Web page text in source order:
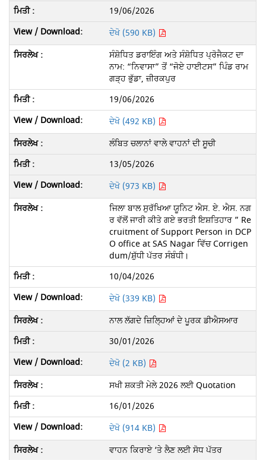
19/06/2026
ਦੇਖੋ (590 KB)
ਸੰਸ਼ੋਧਿਤ ਡਰਾਇੰਗ ਅਤੇ ਸੰਸ਼ੋਧਿਤ ਪ੍ਰੋਜੈਕਟ ਦਾ
ਨਾਮ: “ਨਿਵਾਸਾ” ਤੋਂ “ਜੋਏ ਹਾਈਟਸ” ਪਿੰਡ ਰਾਮ
ਗੜ੍ਹ ਭੁੱਡਾ, ਜ਼ੀਰਕਪੁਰ
19/06/2026
ਦੇਖੋ (492 KB)
ਲੰਬਿਤ ਚਲਾਨਾਂ ਵਾਲੇ ਵਾਹਨਾਂ ਦੀ ਸੂਚੀ
13/05/2026
ਦੇਖੋ (973 KB)
ਜਿਲਾ ਬਾਲ ਸੁਰੱਖਿਆ ਯੂਨਿਟ ਐਸ. ਏ. ਐਸ. ਨਗ
ਰ ਵੱਲੋਂ ਜਾਰੀ ਕੀਤੇ ਗਏ ਭਰਤੀ ਇਸ਼ਤਿਹਾਰ ” Re
cruitment of Support Person in DCP
O office at SAS Nagar ਵਿੱਚ Corrigen
dum/ਸ਼ੁੱਧੀ ਪੱਤਰ ਸੰਬੰਧੀ।
10/04/2026
ਦੇਖੋ (339 KB)
ਨਾਲ ਲੱਗਦੇ ਜ਼ਿਲ੍ਹਿਆਂ ਦੇ ਪੂਰਕ ਡੀਐਸਆਰ
30/01/2026
ਦੇਖੋ (2 KB)
ਸਖੀ ਸ਼ਕਤੀ ਮੇਲੇ 2026 ਲਈ Quotation
16/01/2026
ਦੇਖੋ (914 KB)
ਵਾਹਨ ਕਿਰਾਏ ‘ਤੇ ਲੈਣ ਲਈ ਸੋਧ ਪੱਤਰ